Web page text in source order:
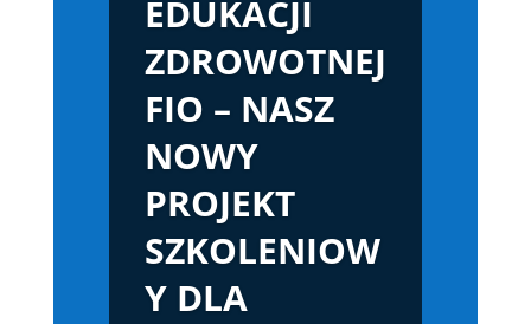
EDUKACJI
ZDROWOTNEJ
FIO – NASZ
NOWY
PROJEKT
SZKOLENIOW
Y DLA